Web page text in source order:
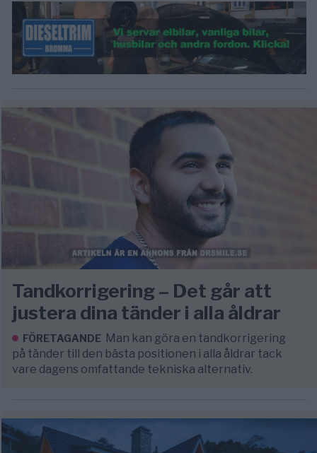
Tandkorrigering – Det går att
justera dina tänder i alla åldrar
FÖRETAGANDE Man kan göra en tandkorrigering
på tänder till den bästa positionen i alla åldrar tack
vare dagens omfattande tekniska alternativ.